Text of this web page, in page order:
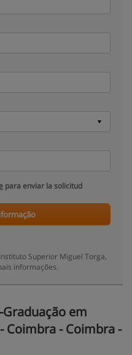
para enviar la solicitud
Superior Miguel Torga,
informações.
em
Coimbra - Coimbra -